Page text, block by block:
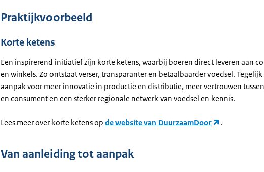
Praktijkvoorbeeld
Korte ketens
Een inspirerend initiatief zijn korte ketens, waarbij boeren direct leveren aan
en winkels. Zo ontstaat verser, transparanter en betaalbaarder voedsel. Tegelijk
aanpak voor meer innovatie in productie en distributie, meer vertrouwen
en consument en een sterker regionale netwerk van voedsel en kennis.
Lees meer over korte ketens op de website van DuurzaamDoor .
Van aanleiding tot aanpak